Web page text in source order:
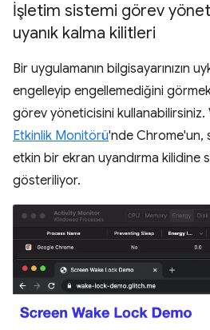
İşletim sistemi görev
uyanık kalma kilitleri
Bir uygulamanın bilgisayarınızın
engelleyip engellemediğini
görev yöneticisini
Etkinlik Monitörü'nde Chrome'un,
etkin bir ekran uyandırma kilidine
gösteriliyor.